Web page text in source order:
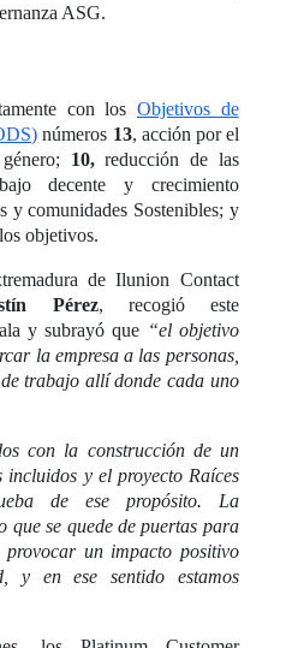
ASG.
con losObjetivos de
números 13, acción por el
10,reducción de las
decente y crecimiento
y comunidades Sostenibles; y
objetivos.
de Ilunion Contact
Pérez, recogió este
y subrayó que “el objetivo
la empresa a las personas,
trabajo allí donde cada uno
con la construcción de un
y el proyecto Raíces
de ese propósito. La
que se quede de puertas para
provocar un impacto positivo
y en ese sentido estamos